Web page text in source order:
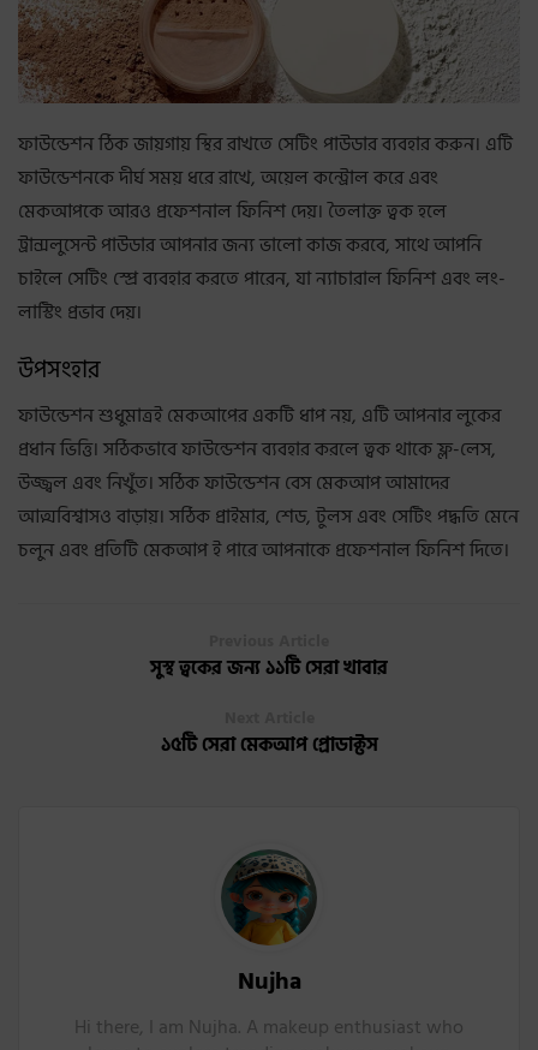
ফাউন্ডেশন ঠিক জায়গায় স্থির রাখতে সেটিং পাউডার ব্যবহার করুন। এটি
ফাউন্ডেশনকে দীর্ঘ সময় ধরে রাখে, অয়েল কন্ট্রোল করে এবং
মেকআপকে আরও প্রফেশনাল ফিনিশ দেয়। তৈলাক্ত ত্বক হলে
ট্রান্সলুসেন্ট পাউডার আপনার জন্য ভালো কাজ করবে, সাথে আপনি
চাইলে সেটিং স্প্রে ব্যবহার করতে পারেন, যা ন্যাচারাল ফিনিশ এবং লং-
লাস্টিং প্রভাব দেয়।
উপসংহার
ফাউন্ডেশন শুধুমাত্রই মেকআপের একটি ধাপ নয়, এটি আপনার লুকের
প্রধান ভিত্তি। সঠিকভাবে ফাউন্ডেশন ব্যবহার করলে ত্বক থাকে ফ্ল-লেস,
উজ্জ্বল এবং নিখুঁত। সঠিক ফাউন্ডেশন বেস মেকআপ আমাদের
আত্মবিশ্বাসও বাড়ায়। সঠিক প্রাইমার, শেড, টুলস এবং সেটিং পদ্ধতি মেনে
চলুন এবং প্রতিটি মেকআপ ই পারে আপনাকে প্রফেশনাল ফিনিশ দিতে।
সুস্থ ত্বকের জন্য ১১টি সেরা খাবার
১৫টি সেরা মেকআপ প্রোডাক্টস
Nujha
Hi there, I am Nujha. A makeup enthusiast who